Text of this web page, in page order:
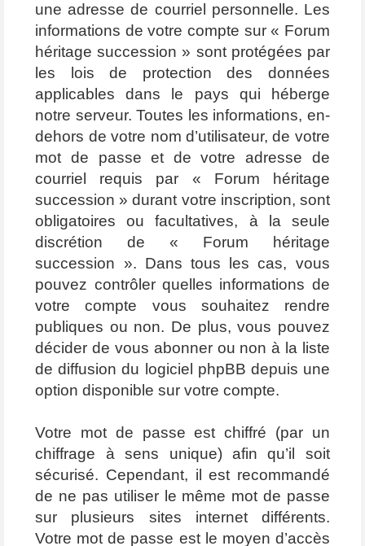
une adresse de courriel personnelle. Les
informations de votre compte sur « Forum
héritage succession » sont protégées par
les lois de protection des données
applicables dans le pays qui héberge
notre serveur. Toutes les informations, en-
dehors de votre nom d’utilisateur, de votre
mot de passe et de votre adresse de
courriel requis par « Forum héritage
succession » durant votre inscription, sont
obligatoires ou facultatives, à la seule
discrétion de « Forum héritage
succession ». Dans tous les cas, vous
pouvez contrôler quelles informations de
votre compte vous souhaitez rendre
publiques ou non. De plus, vous pouvez
décider de vous abonner ou non à la liste
de diffusion du logiciel phpBB depuis une
option disponible sur votre compte.
Votre mot de passe est chiffré (par un
chiffrage à sens unique) afin qu’il soit
sécurisé. Cependant, il est recommandé
de ne pas utiliser le même mot de passe
sur plusieurs sites internet différents.
Votre mot de passe est le moyen d’accès